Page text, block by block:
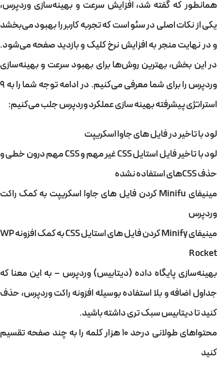
همانطور که گفته شد، افزایش سرعت و بهینه‌سازی وردپرس،
یکی از نکات اصلی در سئو است که تجربه کاربر را بهبود می‌بخشد
و در نهایت منجر به افزایش نرخ کلیک و بازدید صفحه می‌شود.
در این بخش، بهترین روش‌ها برای بهبود سرعت و بهینه‌سازی
وردپرس را برای شما معرفی می‌کنیم. در ادامه توجه شما را به 9
استراتژی پیشرفته بهینه سازی عملکرد وردپرس جلب می‌کنیم:
لود با تاخیر در فایل های جاوا اسکریپت
لود با تاخیر فایل استایل CSS غیر مهم و CSS مهم درون خطی و
حذف CSSهای استفاده نشده
مینیفای Minifu کردن فایل های جاوا اسکریپت به کمک راکت
وردپرس
مینیفای Minify کردن فایل های استایل CSS به کمک افزونه WP
Rocket
بهینه‌سازی پایگاه داده (دیتابیس) وردپرس – به این معنا که
جداول اضافه و بلا استفاده بوسیله افزونه راکت وردپرس، حذف
کنید تا دیتابیس سبک تری داشته باشید.
محتواهای طولانی درحد ۱۰ هزار کلمه را به چند صفحه تقسیم
کنید